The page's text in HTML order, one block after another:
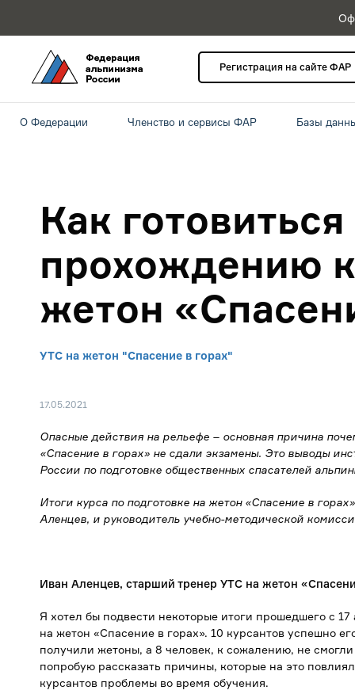
Регистрация на сайте ФАР
О Федерации Членство и сервисы ФАР Базы
Как готовиться
прохождению
жетон
УТС на жетон "Спасение в горах"
17.05.2021
Опасные действия на рельефе – основная причина
«Спасение в горах» не сдали экзамены. Это выводы
России по подготовке общественных спасателей
Итоги курса по подготовке на жетон «Спасение в
Аленцев, и руководитель учебно-методической
Иван Аленцев, старший тренер УТС на жетон
Я хотел бы подвести некоторые итоги прошедшего с
на жетон «Спасение в горах». 10 курсантов успешно
получили жетоны, а 8 человек, к сожалению, не смогли
попробую рассказать причины, которые на это
курсантов проблемы во время обучения.